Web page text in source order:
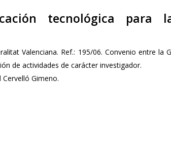
tecnológica para
Valenciana. Ref.: 195/06. Convenio entre la
de actividades de carácter investigador.
Gimeno.